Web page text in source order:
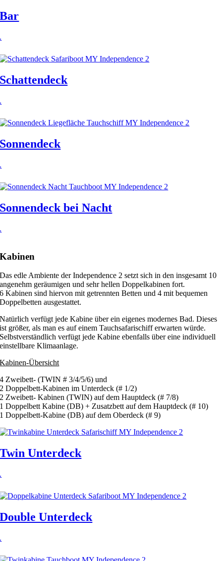
Bar
.
Schattendeck
.
Sonnendeck
.
Sonnendeck bei Nacht
.
Kabinen
Das edle Ambiente der Independence 2 setzt sich in den insgesamt 10
angenehm geräumigen und sehr hellen Doppelkabinen fort.
6 Kabinen sind hiervon mit getrennten Betten und 4 mit bequemen
Doppelbetten ausgestattet.
Natürlich verfügt jede Kabine über ein eigenes modernes Bad. Dieses
ist größer, als man es auf einem Tauchsafarischiff erwarten würde.
Selbstverständlich verfügt jede Kabine ebenfalls über eine individuell
einstellbare Klimaanlage.
Kabinen-Übersicht
4 Zweibett- (TWIN # 3/4/5/6) und
2 Doppelbett-Kabinen im Unterdeck (# 1/2)
2 Zweibett- Kabinen (TWIN) auf dem Hauptdeck (# 7/8)
1 Doppelbett Kabine (DB) + Zusatzbett auf dem Hauptdeck (# 10)
1 Doppelbett-Kabine (DB) auf dem Oberdeck (# 9)
Twin Unterdeck
.
Double Unterdeck
.